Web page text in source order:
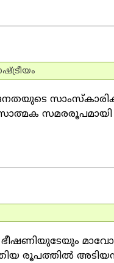
സമരരൂപമായി
ഭീഷണിയുടേയും
രൂപത്തില്‍